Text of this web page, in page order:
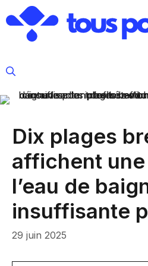
au
contenu
Dix plages
affichent
l’eau de
insuffisante
29 juin 2025